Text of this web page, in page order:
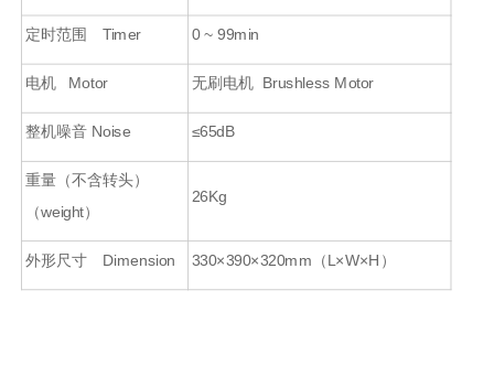
定时范围 Timer 0 ~ 99min
电机 Motor 无刷电机 Brushless Motor
整机噪音 Noise ≤65dB
重量（不含转头）
（weight）
26Kg
外形尺寸 Dimension 330×390×320mm（L×W×H）